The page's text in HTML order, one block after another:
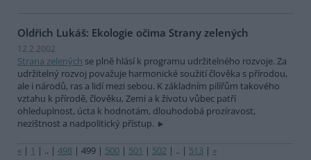
Oldřich Lukáš: Ekologie očima Strany zelených
12.2.2002
Strana zelených se plně hlásí k programu udržitelného rozvoje. Za
udržitelný rozvoj považuje harmonické soužití člověka s přírodou,
ale i národů, ras a lidí mezi sebou. K základním pilířům takového
vztahu k přírodě, člověku, Zemi a k životu vůbec patří
ohleduplnost, úcta k hodnotám, dlouhodobá prozíravost,
nezištnost a nadpolitický přístup.
« | 1 | .. | 498 | 499 | 500 | 501 | 502 | .. | 513 | »